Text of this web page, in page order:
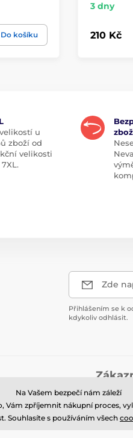
Do košíku
3 dny
210 Kč
u
zboží od
velikosti
Zde
Přihlášením se k
kdykoliv odhlásit.
Doprava
Na Vašem bezpečí nám záleží
zpříjemnit nákupní proces,
Souhlasíte s používáním všech